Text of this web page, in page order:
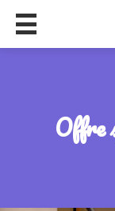
offre spéciale 30 ans - hob